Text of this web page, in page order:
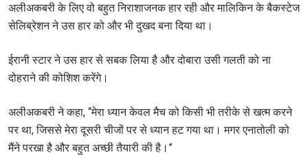
अलीअकबरी के लिए वो बहुत निराशाजनक हार रही और मालिकिन के बैकस्टेज
सेलिब्रेशन ने उस हार को और भी दुखद बना दिया था।
ईरानी स्टार ने उस हार से सबक लिया है और दोबारा उसी गलती को ना
दोहराने की कोशिश करेंगे।
अलीअकबरी ने कहा, “मेरा ध्यान केवल मैच को किसी भी तरीके से खत्म करने
पर था, जिससे मेरा दूसरी चीजों पर से ध्यान हट गया था। मगर एनातोली को
मैंने परखा है और बहुत अच्छी तैयारी की है।”